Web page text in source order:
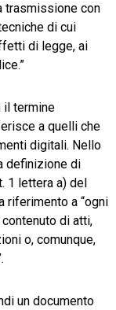
trasmissione con
di cui
di legge, ai
il termine
a quelli che
digitali. Nello
definizione di
1 lettera a) del
riferimento a “ogni
di atti,
o, comunque,
un documento